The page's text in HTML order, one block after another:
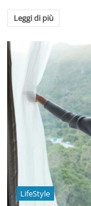
Leggi di più
LifeStyle